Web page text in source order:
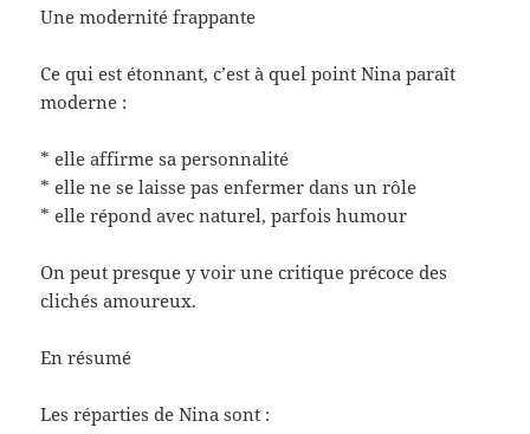
Une modernité frappante
Ce qui est étonnant, c’est à quel point Nina paraît
moderne :
* elle affirme sa personnalité
* elle ne se laisse pas enfermer dans un rôle
* elle répond avec naturel, parfois humour
On peut presque y voir une critique précoce des
clichés amoureux.
En résumé
Les réparties de Nina sont :